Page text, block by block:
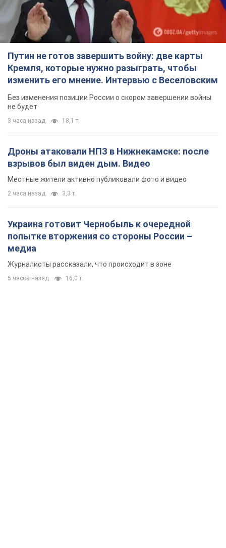
Путин не готов завершить войну: две карты
Кремля, которые нужно разыграть, чтобы
изменить его мнение. Интервью с Веселовским
Без изменения позиции России о скором завершении войны
не будет
3 часа назад 18,1 т.
Дроны атаковали НПЗ в Нижнекамске: после
взрывов был виден дым. Видео
Местные жители активно публиковали фото и видео
2 часа назад 3,3 т.
Украина готовит Чернобыль к очередной
попытке вторжения со стороны России –
медиа
Журналисты рассказали, что происходит в зоне
5 часов назад 16,0 т.